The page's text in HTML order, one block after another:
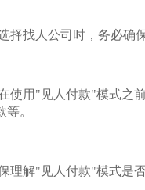
择找人公司时，务必确
使用"见人付款"模式之
。
理解"见人付款"模式是